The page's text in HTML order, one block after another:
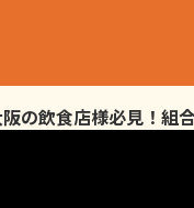
の飲食店様必見！組